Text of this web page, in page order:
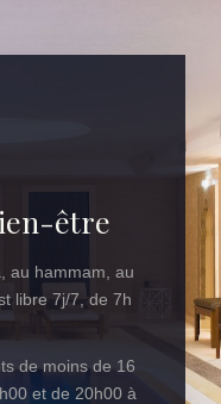
être
au hammam, au
libre 7j/7, de 7h
de moins de 16
et de 20h00 à